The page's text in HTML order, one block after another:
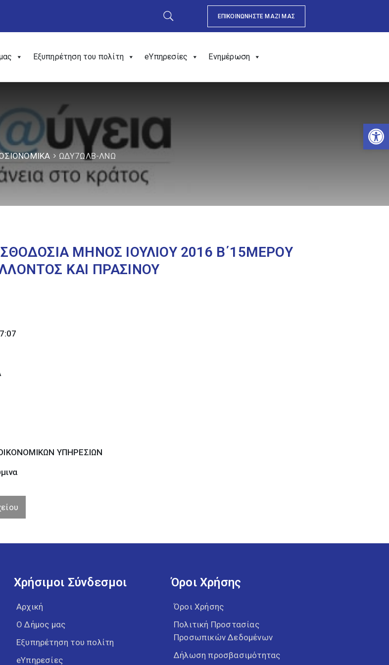
ΕΠΙΚΟΙΝΩΝΗΣΤΕ ΜΑΖΙ ΜΑΣ
Εξυπηρέτηση του πολίτη eΥπηρεσίες Ενημέρωση
ΩΔΥ7ΩΛΒ-ΛΝΩ
ΜΗΝΟΣ ΙΟΥΛΙΟΥ 2016 Β΄15ΜΕΡΟΥ
ΚΑΙ ΠΡΑΣΙΝΟΥ
ΥΠΗΡΕΣΙΩΝ
Χρήσιμοι Σύνδεσμοι
Αρχική
Ο Δήμος μας
Εξυπηρέτηση του πολίτη
eΥπηρεσίες
Όροι Χρήσης
Όροι Χρήσης
Πολιτική Προστασίας
Προσωπικών Δεδομένων
Δήλωση προσβασιμότητας